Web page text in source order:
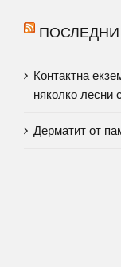
Контактна
няколко лесни
Дерматит от